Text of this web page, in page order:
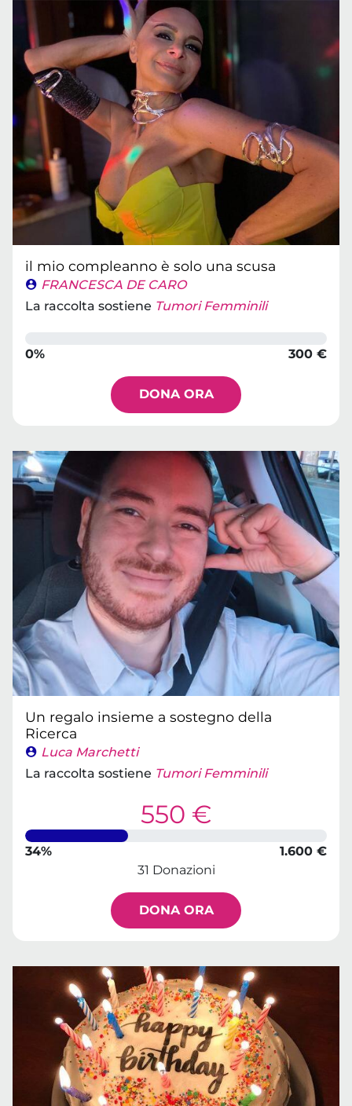
il mio compleanno è solo una scusa
FRANCESCA DE CARO
La raccolta sostiene Tumori Femminili
0% 300 €
DONA ORA
Un regalo insieme a sostegno della
Ricerca
Luca Marchetti
La raccolta sostiene Tumori Femminili
550 €
34%
1.600 €
31 Donazioni
DONA ORA